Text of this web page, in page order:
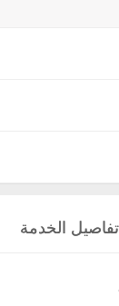
تفاصيل الخدمة